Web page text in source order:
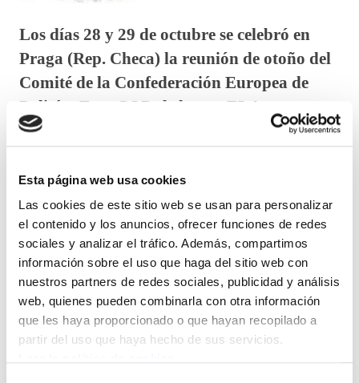
Esta página web usa cookies
Las cookies de este sitio web se usan para personalizar
el contenido y los anuncios, ofrecer funciones de redes
sociales y analizar el tráfico. Además, compartimos
información sobre el uso que haga del sitio web con
nuestros partners de redes sociales, publicidad y análisis
web, quienes pueden combinarla con otra información
que les haya proporcionado o que hayan recopilado a
partir del uso que haya hecho de sus servicios.
Los días 28 y 29 de octubre se celebró en
Praga (Rep. Checa) la reunión de otoño del
Comité de la Confederación Europea de
Policías EuroCOP, de la que ELA-
Ertzaintza es miembro desde su creación en
A dicho encuentro acudieron representantes de
diferentes sindicatos de policía de 27 países europeos.
En la bienvenida a los asistentes y discurso de
inauguración del congreso por parte de la presidenta
Dña. Anna Nellberg informó sobre las diferentes
visitas realizadas durante el año 2013 tanto a
gobiernos como a diferentes instituciones policiales.